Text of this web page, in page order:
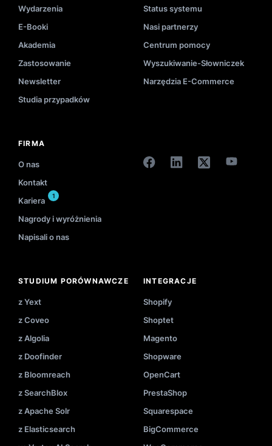
Wydarzenia
Status systemu
E-Booki
Nasi partnerzy
Akademia
Centrum pomocy
Zastosowanie
Wyszukiwanie-Słowniczek
Newsletter
Narzędzia E-Commerce
Studia przypadków
FIRMA
O nas
Kontakt
Kariera
1
Nagrody i wyróżnienia
Napisali o nas
STUDIUM PORÓWNAWCZE
z Yext
z Coveo
z Algolia
z Doofinder
z Bloomreach
z SearchBlox
z Apache Solr
z Elasticsearch
INTEGRACJE
Shopify
Shoptet
Magento
Shopware
OpenCart
PrestaShop
Squarespace
BigCommerce